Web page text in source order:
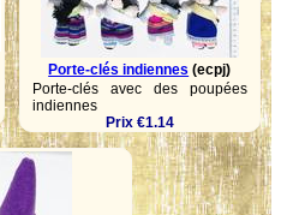
Porte-clés indiennes (ecpj)
Porte-clés avec des poupées
indiennes
Prix €1.14